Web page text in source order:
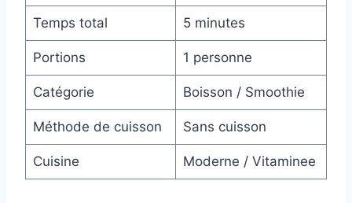
Temps total 5 minutes
Portions 1 personne
Catégorie Boisson / Smoothie
Méthode de cuisson Sans cuisson
Cuisine Moderne / Vitaminee